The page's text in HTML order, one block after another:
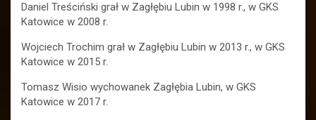
Daniel Treściński grał w Zagłębiu Lubin w 1998 r., w GKS
Katowice w 2008 r.
Wojciech Trochim grał w Zagłębiu Lubin w 2013 r., w GKS
Katowice w 2015 r.
Tomasz Wisio wychowanek Zagłębia Lubin, w GKS
Katowice w 2017 r.